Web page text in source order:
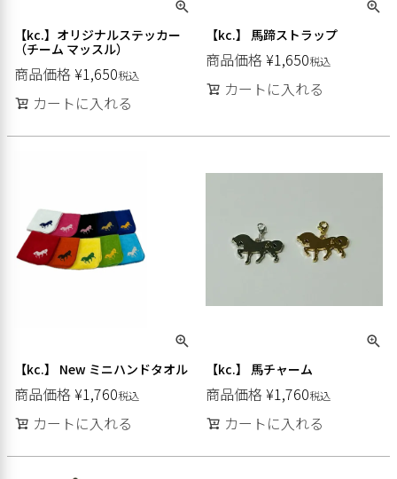
【kc.】オリジナルステッカー
（チーム マッスル）
商品価格 ¥1,650税込
カートに入れる
【kc.】 馬蹄ストラップ
商品価格 ¥1,650税込
カートに入れる
【kc.】 New ミニハンドタオル
商品価格 ¥1,760税込
カートに入れる
【kc.】 馬チャーム
商品価格 ¥1,760税込
カートに入れる